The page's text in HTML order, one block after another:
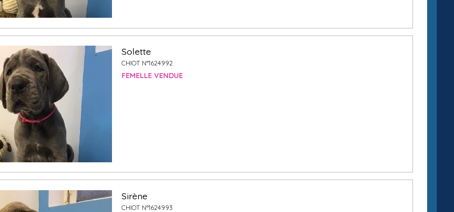
Solette
CHIOT N°1624992
FEMELLE VENDUE
Sirène
CHIOT N°1624993